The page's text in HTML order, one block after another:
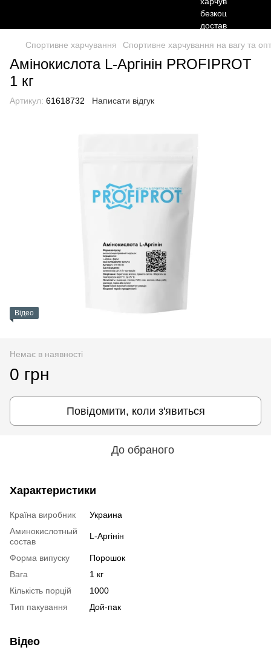
Спортивне харчування Спортивне харчування на вагу та
Амінокислота L-Аргінін PROFIPROT
1 кг
Артикул: 61618732 Написати відгук
Відео
Немає в наявності
0 грн
Повідомити, коли з'явиться
До обраного
Характеристики
Країна виробник
Украина
Аминокислотный
состав
L-Аргінін
Форма випуску
Порошок
Вага
1 кг
Кількість порцій
1000
Тип пакування
Дой-пак
Відео